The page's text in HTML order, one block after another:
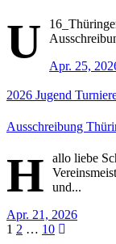
U
Apr. 25,
2026 Jugend
Ausschreibung
H
allo liebe
und...
Apr. 21, 2026
1 2 … 10